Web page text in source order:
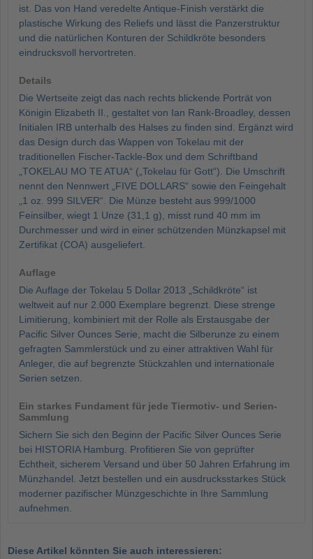
ist. Das von Hand veredelte Antique-Finish verstärkt die
plastische Wirkung des Reliefs und lässt die Panzerstruktur
und die natürlichen Konturen der Schildkröte besonders
eindrucksvoll hervortreten.
Details
Die Wertseite zeigt das nach rechts blickende Porträt von
Königin Elizabeth II., gestaltet von Ian Rank-Broadley, dessen
Initialen IRB unterhalb des Halses zu finden sind. Ergänzt wird
das Design durch das Wappen von Tokelau mit der
traditionellen Fischer-Tackle-Box und dem Schriftband
„TOKELAU MO TE ATUA“ („Tokelau für Gott“). Die Umschrift
nennt den Nennwert „FIVE DOLLARS“ sowie den Feingehalt
„1 oz. 999 SILVER“. Die Münze besteht aus 999/1000
Feinsilber, wiegt 1 Unze (31,1 g), misst rund 40 mm im
Durchmesser und wird in einer schützenden Münzkapsel mit
Zertifikat (COA) ausgeliefert.
Auflage
Die Auflage der Tokelau 5 Dollar 2013 „Schildkröte“ ist
weltweit auf nur 2.000 Exemplare begrenzt. Diese strenge
Limitierung, kombiniert mit der Rolle als Erstausgabe der
Pacific Silver Ounces Serie, macht die Silberunze zu einem
gefragten Sammlerstück und zu einer attraktiven Wahl für
Anleger, die auf begrenzte Stückzahlen und internationale
Serien setzen.
Ein starkes Fundament für jede Tiermotiv- und Serien-
Sammlung
Sichern Sie sich den Beginn der Pacific Silver Ounces Serie
bei HISTORIA Hamburg. Profitieren Sie von geprüfter
Echtheit, sicherem Versand und über 50 Jahren Erfahrung im
Münzhandel. Jetzt bestellen und ein ausdrucksstarkes Stück
moderner pazifischer Münzgeschichte in Ihre Sammlung
aufnehmen.
Diese Artikel könnten Sie auch interessieren: